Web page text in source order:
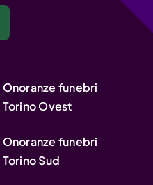
Onoranze funebri
Torino Ovest
Onoranze funebri
Torino Sud